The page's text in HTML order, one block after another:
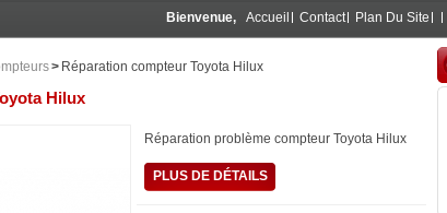
Bienvenue, Accueil Contact Plan Du Site
> Réparation compteur Toyota Hilux
Hilux
Réparation problème compteur Toyota Hilux
PLUS DE DÉTAILS